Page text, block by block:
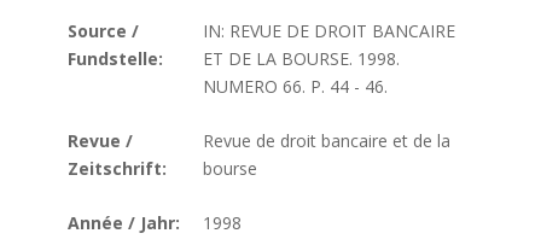
Source /
Fundstelle:
IN: REVUE DE DROIT BANCAIRE
ET DE LA BOURSE. 1998.
NUMERO 66. P. 44 - 46.
Revue /
Zeitschrift:
Revue de droit bancaire et de la
bourse
Année / Jahr: 1998